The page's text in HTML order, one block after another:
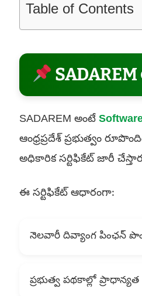
Table of Contents
SADAREM అంటే
ఆంధ్రప్రదేశ్ ప్రభుత్వం
అధికారిక సర్టిఫికేట్ జారీ
ఈ సర్టిఫికేట్ ఆధారంగా:
నెలవారీ దివ్యాంగ పింఛన్
ప్రభుత్వ పథకాల్లో